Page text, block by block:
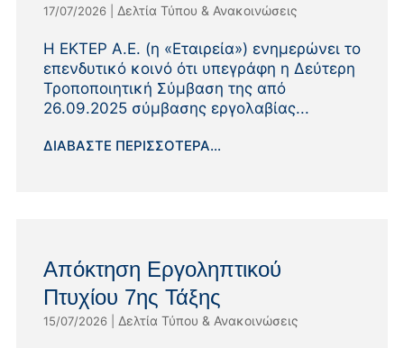
17/07/2026| Δελτία Τύπου & Ανακοινώσεις
Η ΕΚΤΕΡ Α.Ε. (η «Εταιρεία») ενημερώνει το
επενδυτικό κοινό ότι υπεγράφη η Δεύτερη
Τροποποιητική Σύμβαση της από
26.09.2025 σύμβασης εργολαβίας...
ΔΙΑΒΆΣΤΕ ΠΕΡΙΣΣΌΤΕΡΑ...
Απόκτηση Εργοληπτικού
Πτυχίου 7ης Τάξης
15/07/2026| Δελτία Τύπου & Ανακοινώσεις